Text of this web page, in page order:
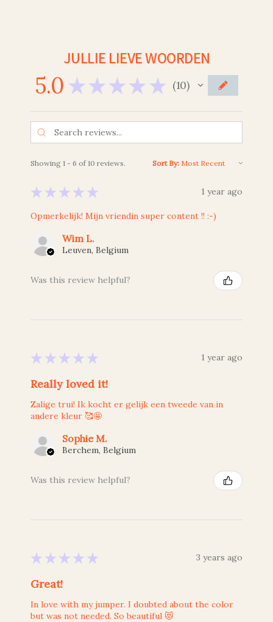
JULLIE LIEVE WOORDEN
5.0 ★ ★ ★ ★ ★ 10
10
Showing 1 - 6 of 10 reviews. Sort By:
★ ★ ★ ★ ★ 1 year ago
Opmerkelijk! Mijn vriendin super content !! :-)
Wim L.
Leuven, Belgium
Was this review helpful?
★ ★ ★ ★ ★ 1 year ago
Really loved it!
Zalige trui! Ik kocht er gelijk een tweede van in
andere kleur 🥰🤩
Sophie M.
Berchem, Belgium
Was this review helpful?
★ ★ ★ ★ ★ 3 years ago
Great!
In love with my jumper. I doubted about the color
but was not needed. So beautiful 😻